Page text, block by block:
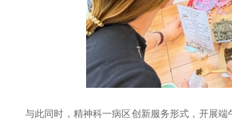
与此同时，精神科一病区创新服务形式，开展